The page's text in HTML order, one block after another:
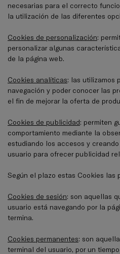
necesarias para el correcto
la utilización de las diferentes
Cookies de personalización:
personalizar algunas
de la página web.
Cookies analíticas: las utilizamos
navegación y poder conocer las
el fin de mejorar la oferta de
Cookies de publicidad: permiten
comportamiento mediante la
estudiando los accesos y
usuario para ofrecer publicidad
Según el plazo estas Cookies las
Cookies de sesión: son aquellas
usuario está navegando por la
termina.
Cookies permanentes: son
terminal del usuario, por un